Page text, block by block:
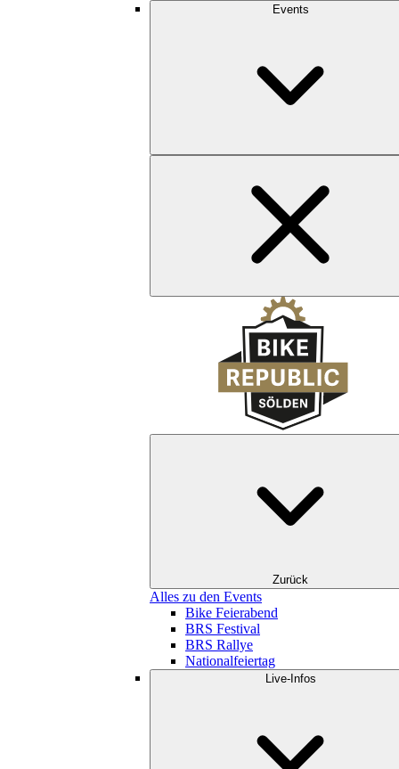
Events
Zurück
Alles zu den Events
Bike Feierabend
BRS Festival
BRS Rallye
Nationalfeiertag
Live-Infos